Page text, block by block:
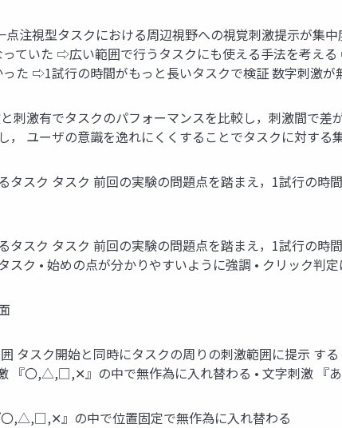
点注視型タスクにおける周辺視野への視覚刺激提示が集
ていた ⇨広い範囲で行うタスクにも使える手法を考え
た ⇨1試行の時間がもっと長いタスクで検証 数字刺激
刺激有でタスクのパフォーマンスを比較し，刺激間で
， ユーザの意識を逸れにくくすることでタスクに対する
タスク タスク 前回の実験の問題点を踏まえ，1試行の
タスク タスク 前回の実験の問題点を踏まえ，1試行の
ク • 始めの点が分かりやすいように強調 • クリック判
タスク開始と同時にタスクの周りの刺激範囲に提示 す
『〇,△,□,✕』の中で無作為に入れ替わる • 文字刺激 『
,△,□,✕』の中で位置固定で無作為に入れ替わる